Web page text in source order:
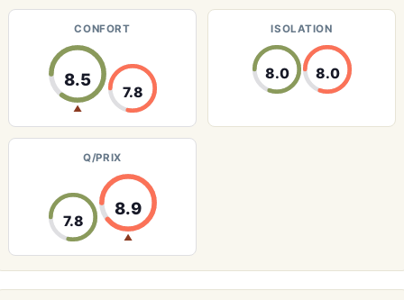
CONFORT
8.5
▲
7.8
ISOLATION
8.0 8.0
Q/PRIX
7.8
8.9
▲